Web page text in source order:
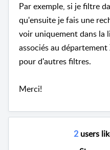
Par exemple, si je filtre
qu'ensuite je fais une
voir uniquement dans la
associés au
pour d'autres filtres.
Merci!
2 users